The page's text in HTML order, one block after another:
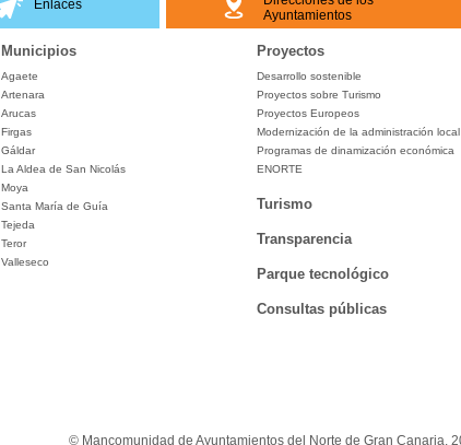
Enlaces
Ayuntamientos
Municipios Proyectos
Agaete
Artenara
Arucas
Firgas
Gáldar
La Aldea de San Nicolás
Moya
Santa María de Guía
Tejeda
Teror
Valleseco
Desarrollo sostenible
Proyectos sobre Turismo
Proyectos Europeos
Modernización de la administración local
Programas de dinamización económica
ENORTE
Turismo
Transparencia
Parque tecnológico
Consultas públicas
© Mancomunidad de Ayuntamientos del Norte de Gran Canaria.